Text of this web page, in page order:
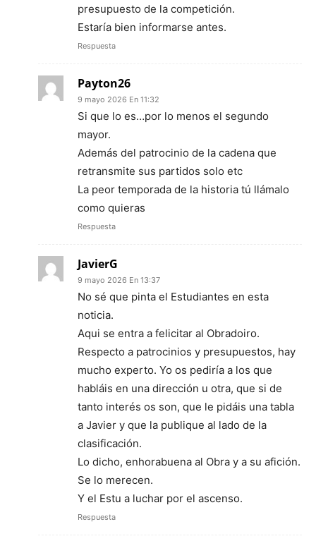
presupuesto de la competición.
Estaría bien informarse antes.
Respuesta
Payton26
9 mayo 2026 En 11:32
Si que lo es…por lo menos el segundo
mayor.
Además del patrocinio de la cadena que
retransmite sus partidos solo etc
La peor temporada de la historia tú llámalo
como quieras
Respuesta
JavierG
9 mayo 2026 En 13:37
No sé que pinta el Estudiantes en esta
noticia.
Aqui se entra a felicitar al Obradoiro.
Respecto a patrocinios y presupuestos, hay
mucho experto. Yo os pediría a los que
habláis en una dirección u otra, que si de
tanto interés os son, que le pidáis una tabla
a Javier y que la publique al lado de la
clasificación.
Lo dicho, enhorabuena al Obra y a su afición.
Se lo merecen.
Y el Estu a luchar por el ascenso.
Respuesta